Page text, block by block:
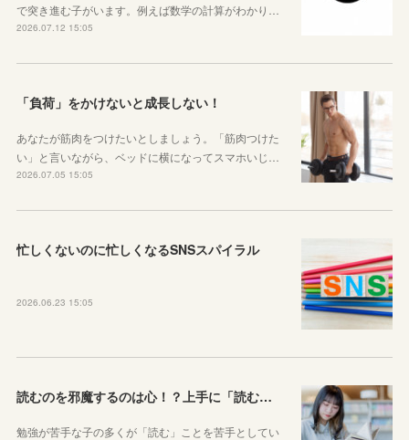
で突き進む子がいます。例えば数学の計算がわかり…
2026.07.12 15:05
「負荷」をかけないと成長しない！
あなたが筋肉をつけたいとしましょう。「筋肉つけた
い」と言いながら、ベッドに横になってスマホいじ…
2026.07.05 15:05
忙しくないのに忙しくなるSNSスパイラル
2026.06.23 15:05
読むのを邪魔するのは心！？上手に「読む」ための気持ちの対処法
勉強が苦手な子の多くが「読む」ことを苦手としてい